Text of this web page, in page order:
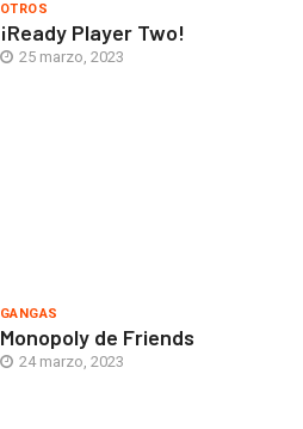
OTROS
¡Ready Player Two!
25 marzo, 2023
GANGAS
Monopoly de Friends
24 marzo, 2023